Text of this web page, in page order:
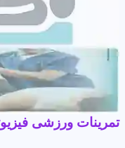
تمرینات ورزشی